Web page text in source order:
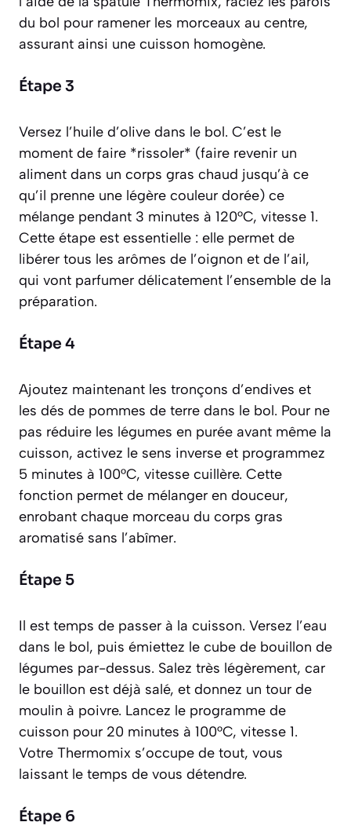
du bol pour ramener les morceaux au centre,
assurant ainsi une cuisson homogène.
Étape 3
Versez l’huile d’olive dans le bol. C’est le
moment de faire *rissoler* (faire revenir un
aliment dans un corps gras chaud jusqu’à ce
qu’il prenne une légère couleur dorée) ce
mélange pendant 3 minutes à 120°C, vitesse 1.
Cette étape est essentielle : elle permet de
libérer tous les arômes de l’oignon et de l’ail,
qui vont parfumer délicatement l’ensemble de la
préparation.
Étape 4
Ajoutez maintenant les tronçons d’endives et
les dés de pommes de terre dans le bol. Pour ne
pas réduire les légumes en purée avant même la
cuisson, activez le sens inverse et programmez
5 minutes à 100°C, vitesse cuillère. Cette
fonction permet de mélanger en douceur,
enrobant chaque morceau du corps gras
aromatisé sans l’abîmer.
Étape 5
Il est temps de passer à la cuisson. Versez l’eau
dans le bol, puis émiettez le cube de bouillon de
légumes par-dessus. Salez très légèrement, car
le bouillon est déjà salé, et donnez un tour de
moulin à poivre. Lancez le programme de
cuisson pour 20 minutes à 100°C, vitesse 1.
Votre Thermomix s’occupe de tout, vous
laissant le temps de vous détendre.
Étape 6